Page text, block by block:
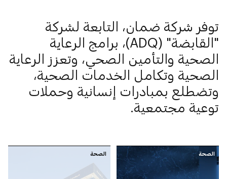
توفر شركة ضمان، التابعة لشركة
"القابضة" (ADQ)، برامج الرعاية
الصحية والتأمين الصحي، وتعزز الرعاية
الصحية وتكامل الخدمات الصحية،
وتضطلع بمبادرات إنسانية وحملات
توعية مجتمعية.
الصحة الصحة